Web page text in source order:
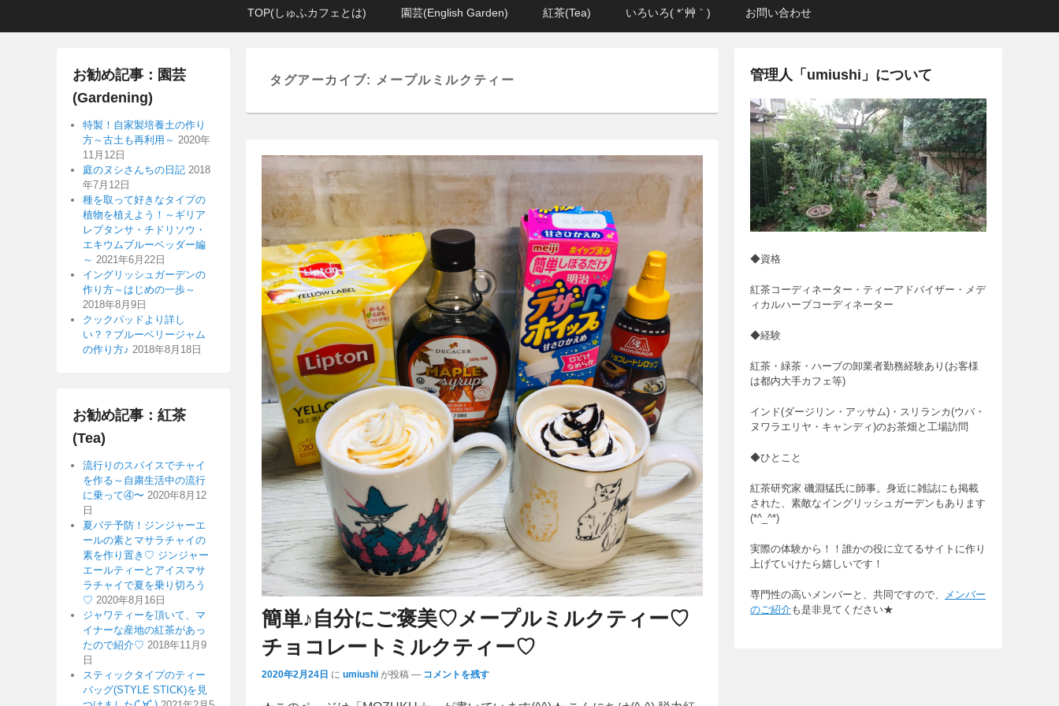
TOP(しゅふカフェとは) 園芸(English Garden) 紅茶(Tea) いろいろ( *´艸｀) お問い合わせ
タグアーカイブ: メープルミルクティー
簡単♪自分にご褒美♡メープルミルクティー♡
チョコレートミルクティー♡
2020年2月24日 に umiushi が投稿 — コメントを残す
管理人「umiushi」について
◆資格
紅茶コーディネーター・ティーアドバイザー・メデ
ィカルハーブコーディネーター
◆経験
紅茶・緑茶・ハーブの卸業者勤務経験あり(お客様
は都内大手カフェ等)
インド(ダージリン・アッサム)・スリランカ(ウバ・
ヌワラエリヤ・キャンディ)のお茶畑と工場訪問
◆ひとこと
紅茶研究家 磯淵猛氏に師事。身近に雑誌にも掲載
された、素敵なイングリッシュガーデンもあります
(*^_^*)
実際の体験から！！誰かの役に立てるサイトに作り
上げていけたら嬉しいです！
専門性の高いメンバーと、共同ですので、
メンバー
のご紹介も是非見てください★
お勧め記事：園芸
(Gardening)
特製！自家製培養土の作り
方～古土も再利用～ 2020年
11月12日
庭のヌシさんちの日記 2018
年7月12日
種を取って好きなタイプの
植物を植えよう！～ギリア
レプタンサ・チドリソウ・
エキウムブルーベッダー編
～ 2021年6月22日
イングリッシュガーデンの
作り方～はじめの一歩～
2018年8月9日
クックパッドより詳し
い？？ブルーベリージャム
の作り方♪ 2018年8月18日
お勧め記事：紅茶
(Tea)
流行りのスパイスでチャイ
を作る～自粛生活中の流行
に乗って④〜 2020年8月12
日
夏バテ予防！ジンジャーエ
ールの素とマサラチャイの
素を作り置き♡ ジンジャー
エールティーとアイスマサ
ラチャイで夏を乗り切ろう
♡ 2020年8月16日
ジャワティーを頂いて、マ
イナーな産地の紅茶があっ
たので紹介♡ 2018年11月9
日
スティックタイプのティー
バッグ(STYLE STICK)を見